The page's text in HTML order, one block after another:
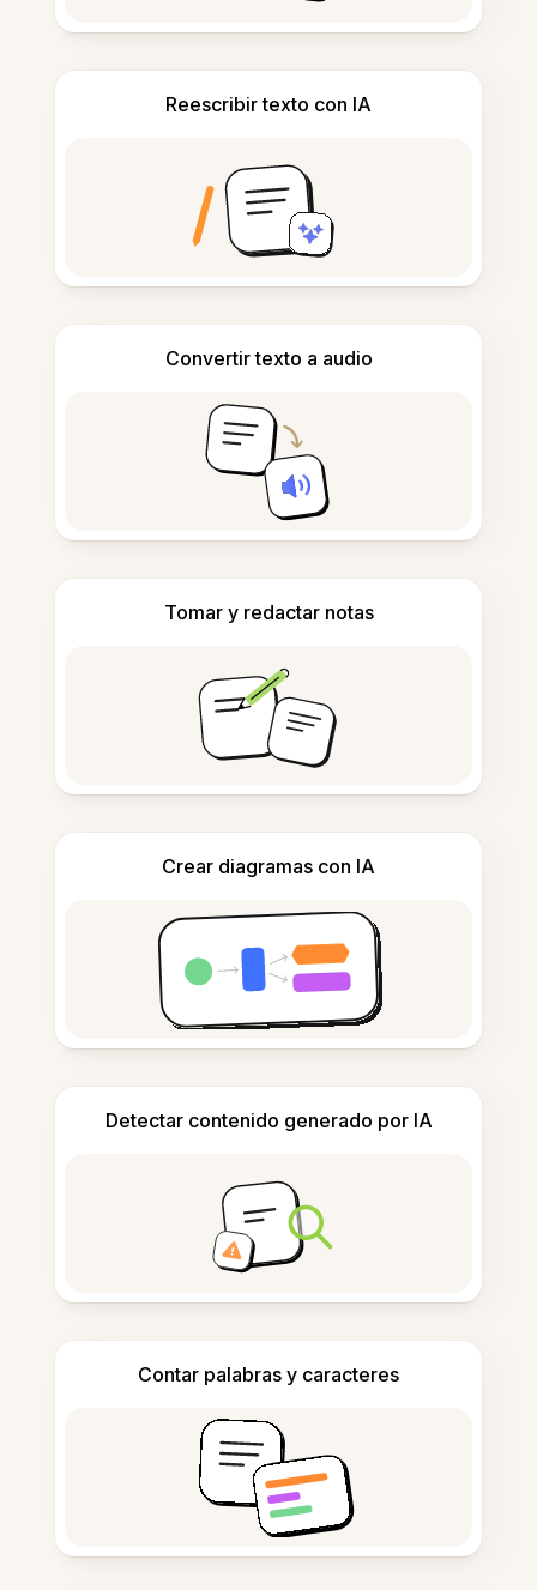
Reescribir texto con IA
Convertir texto a audio
Tomar y redactar notas
Crear diagramas con IA
Detectar contenido generado por IA
Contar palabras y caracteres